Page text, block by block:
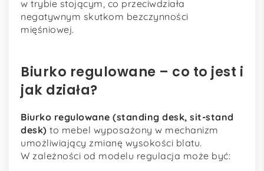
w trybie stojącym, co przeciwdziała
negatywnym skutkom bezczynności
mięśniowej.
Biurko regulowane – co to jest i
jak działa?
Biurko regulowane (standing desk, sit-stand
desk) to mebel wyposażony w mechanizm
umożliwiający zmianę wysokości blatu.
W zależności od modelu regulacja może być: